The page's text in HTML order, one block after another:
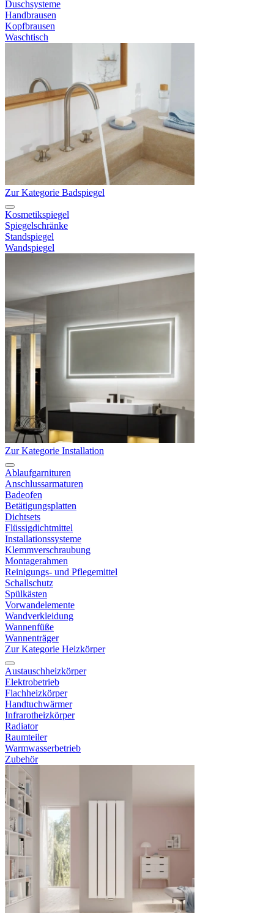
Duschsysteme
Handbrausen
Kopfbrausen
Waschtisch
Zur Kategorie Badspiegel
Kosmetikspiegel
Spiegelschränke
Standspiegel
Wandspiegel
Zur Kategorie Installation
Ablaufgarnituren
Anschlussarmaturen
Badeofen
Betätigungsplatten
Dichtsets
Flüssigdichtmittel
Installationssysteme
Klemmverschraubung
Montagerahmen
Reinigungs- und Pflegemittel
Schallschutz
Spülkästen
Vorwandelemente
Wandverkleidung
Wannenfüße
Wannenträger
Zur Kategorie Heizkörper
Austauschheizkörper
Elektrobetrieb
Flachheizkörper
Handtuchwärmer
Infrarotheizkörper
Radiator
Raumteiler
Warmwasserbetrieb
Zubehör